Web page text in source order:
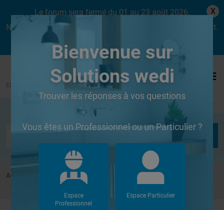
Le forum sera fermé du 01 au 23 août 2026.
Nous aurons le plaisir de vous retrouver dès le lundi 24 août.
X
Se connecter
Accueil Forums
Cabines de hammam
Étancheité panneaux OSB
Bienvenue sur
Solutions wedi
Trouver les réponses à vos questions
Vous êtes un Professionnel ou un Particulier ?
Espace
Professionnel
Espace Particulier